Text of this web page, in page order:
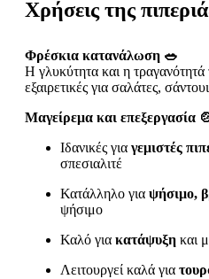
Χρήσεις της
Φρέσκια κατανάλωση 🥗
Η γλυκύτητα και η τραγανότητά
εξαιρετικές για σαλάτες,
Μαγείρεμα και επεξεργασία
Ιδανικές για γεμιστές
σπεσιαλιτέ
Κατάλληλο για ψήσιμο,
ψήσιμο
Καλό για κατάψυξη και
Λειτουργεί καλά για